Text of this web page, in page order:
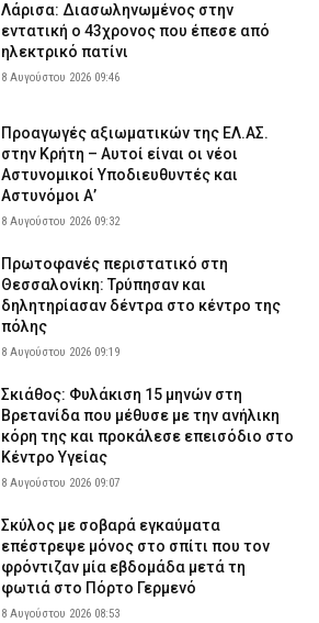
Λάρισα: Διασωληνωμένος στην
εντατική ο 43χρονος που έπεσε από
ηλεκτρικό πατίνι
8 Αυγούστου 2026 09:46
Προαγωγές αξιωματικών της ΕΛ.ΑΣ.
στην Κρήτη – Αυτοί είναι οι νέοι
Αστυνομικοί Υποδιευθυντές και
Αστυνόμοι Α’
8 Αυγούστου 2026 09:32
Πρωτοφανές περιστατικό στη
Θεσσαλονίκη: Τρύπησαν και
δηλητηρίασαν δέντρα στο κέντρο της
πόλης
8 Αυγούστου 2026 09:19
Σκιάθος: Φυλάκιση 15 μηνών στη
Βρετανίδα που μέθυσε με την ανήλικη
κόρη της και προκάλεσε επεισόδιο στο
Κέντρο Υγείας
8 Αυγούστου 2026 09:07
Σκύλος με σοβαρά εγκαύματα
επέστρεψε μόνος στο σπίτι που τον
φρόντιζαν μία εβδομάδα μετά τη
φωτιά στο Πόρτο Γερμενό
8 Αυγούστου 2026 08:53